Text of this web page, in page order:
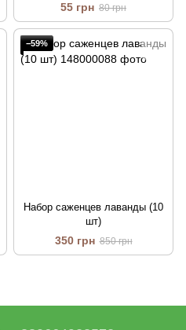
55 грн 80 грн
−59%
Набор саженцев лаванды (10
шт)
350 грн 850 грн